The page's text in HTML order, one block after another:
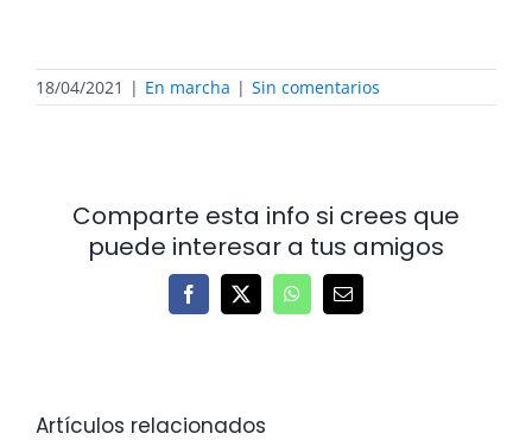
18/04/2021 | En marcha | Sin comentarios
Comparte esta info si crees que
puede interesar a tus amigos
Facebook
X WhatsAppCorreo
electrónico
Artículos relacionados